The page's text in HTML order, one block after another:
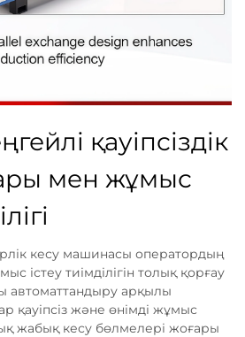
қауіпсіздік
мен жұмыс
кесу машинасы оператордың
істеу тиімділігін толық қорғау
автоматтандыру арқылы
қауіпсіз және өнімді жұмыс
жабық кесу бөлмелері жоғары